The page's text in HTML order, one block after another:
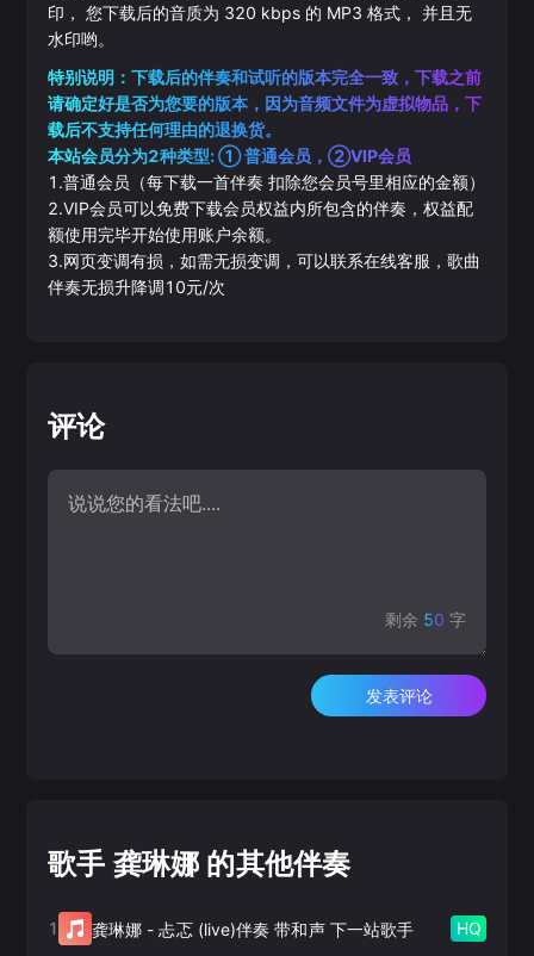
印， 您下载后的音质为 320 kbps 的 MP3 格式， 并且无
水印哟。
特别说明：下载后的伴奏和试听的版本完全一致，下载之前
请确定好是否为您要的版本，因为音频文件为虚拟物品，下
载后不支持任何理由的退换货。
本站会员分为2种类型: ① 普通会员，②VIP会员
1.普通会员（每下载一首伴奏 扣除您会员号里相应的金额）
2.VIP会员可以免费下载会员权益内所包含的伴奏，权益配
额使用完毕开始使用账户余额。
3.网页变调有损，如需无损变调，可以联系在线客服，歌曲
伴奏无损升降调10元/次
评论
剩余 50 字
发表评论
歌手 龚琳娜 的其他伴奏
1 龚琳娜 -忐忑 (live)伴奏 带和声 下一站歌手 HQ